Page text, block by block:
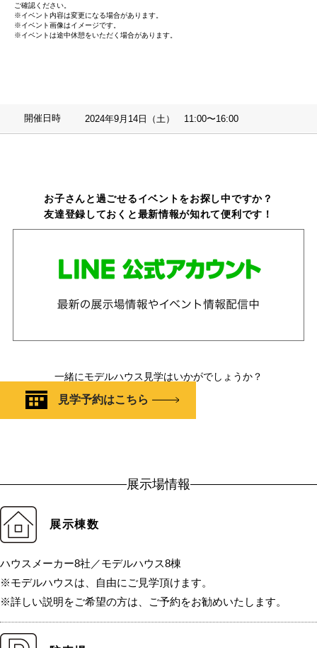
ご確認ください。
※イベント内容は変更になる場合があります。
※イベント画像はイメージです。
※イベントは途中休憩をいただく場合があります。
開催日時 2024年9月14日（土） 11:00〜16:00
お子さんと過ごせるイベントをお探し中ですか？
友達登録しておくと最新情報が知れて便利です！
一緒にモデルハウス見学はいかがでしょうか？
見学予約はこちら
展示場情報
展示棟数
ハウスメーカー8社／モデルハウス8棟
※モデルハウスは、自由にご見学頂けます。
※詳しい説明をご希望の方は、ご予約をお勧めいたします。